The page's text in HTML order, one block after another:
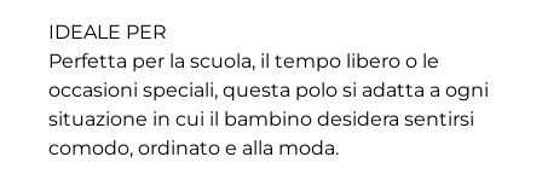
IDEALE PER
Perfetta per la scuola, il tempo libero o le
occasioni speciali, questa polo si adatta a ogni
situazione in cui il bambino desidera sentirsi
comodo, ordinato e alla moda.